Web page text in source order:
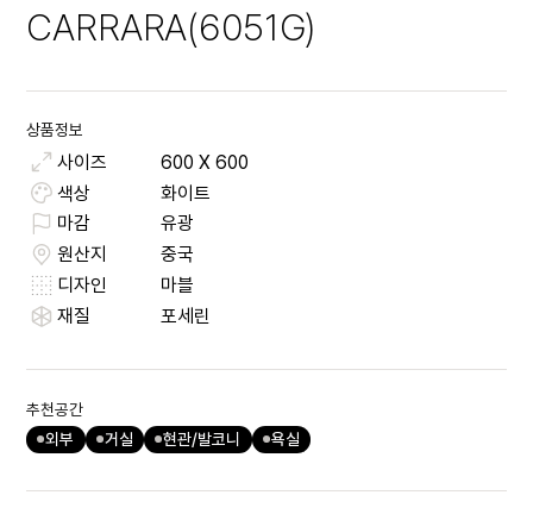
CARRARA(6051G)
상품정보
사이즈 600 X 600
색상
화이트
마감
유광
원산지
중국
디자인
마블
재질
포세린
추천공간
외부
거실 현관/발코니 욕실